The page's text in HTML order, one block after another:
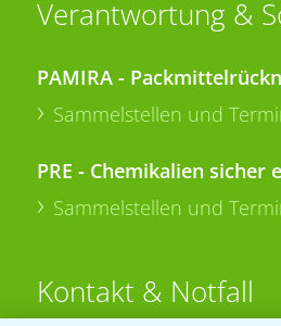
Verantwortung &
PAMIRA -
Sammelstellen und
PRE - Chemikalien sicher
Sammelstellen und
Kontakt & Notfall